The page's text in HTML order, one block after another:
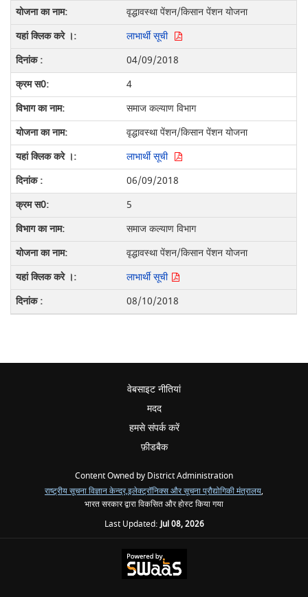
वृद्धावस्था पेंशन/किसान पेंशन योजना
लाभार्थी सूची
04/09/2018
4
समाज कल्याण विभाग
वृद्धावस्था पेंशन/किसान पेंशन योजना
लाभार्थी सूची
06/09/2018
5
समाज कल्याण विभाग
वृद्धावस्था पेंशन/किसान पेंशन योजना
लाभार्थी सूची
08/10/2018
वेबसाइट नीतियां
मदद
हमसे संपर्क करें
फ़ीडबैक
Content Owned by District Administration
राष्ट्रीय सूचना विज्ञान केन्द्र,इलेक्ट्रॉनिक्स और सूचना प्रौद्योगिकी मंत्रालय,
भारत सरकार द्वारा विकसित और होस्ट किया गया
Last Updated:Jul 08, 2026